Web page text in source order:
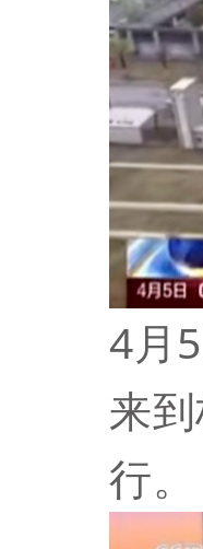
4月
来到
行。